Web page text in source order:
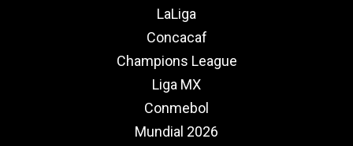
LaLiga
Concacaf
Champions League
Liga MX
Conmebol
Mundial 2026